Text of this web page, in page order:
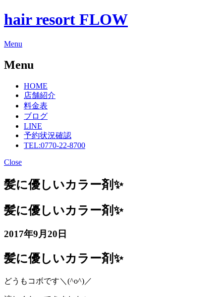
hair resort FLOW
Menu
Menu
HOME
店舗紹介
料金表
ブログ
LINE
予約状況確認
TEL:0770-22-8700
Close
髪に優しいカラー剤✨
髪に優しいカラー剤✨
2017年9月20日
髪に優しいカラー剤✨
どうもコボです＼(^o^)／